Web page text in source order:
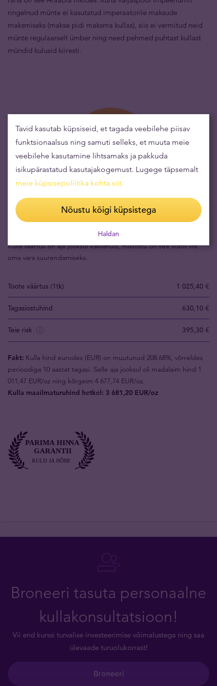
ringelnud münte ei kasutatud imperaatorile maksude
maksmiseks (makse pidi maksma kullas), siis ei vermitud neid
münte regulaarselt ümber ning need pehmed puhtast kullast
mündid kulusid kiiresti.
Kulla ostmine aitab riske maandada ning rikkust
säilitada.
Kulla väärtus on aja jooksul kasvanud, mistõttu on see sobiv viis
oma vara suurendamiseks.
Toote väärtus (1tk) 1 025,40 €
Tagasiostuhind 630,10 €
Teie risk 395,30 €
Fakt: Kulla hind eurodes (EUR) on muutunud 208.68%, võrreldes
perioodiga 10 aastat tagasi. Selle aja jooksul oli madalaim hind 1
011,47 EUR/oz ning kõrgeim 4 677,74 EUR/oz.
Kulla maailmaturuhind hetkel: 3 681,20 EUR/oz
Broneeri tasuta personaalne
kullakonsultatsioon!
Vii end kurssi turvalise investeerimise võimalustega ning saa
ülevaade turuolukorrast!
Broneeri
Tavid kasutab küpsiseid, et tagada veebilehe piisav
funktsionaalsus ning samuti selleks, et muuta meie
veebilehe kasutamine lihtsamaks ja pakkuda
isikupärastatud kasutajakogemust. Lugege täpsemalt
meie küpsisepoliitika kohta siit.
Nõustu kõigi küpsistega
Haldan